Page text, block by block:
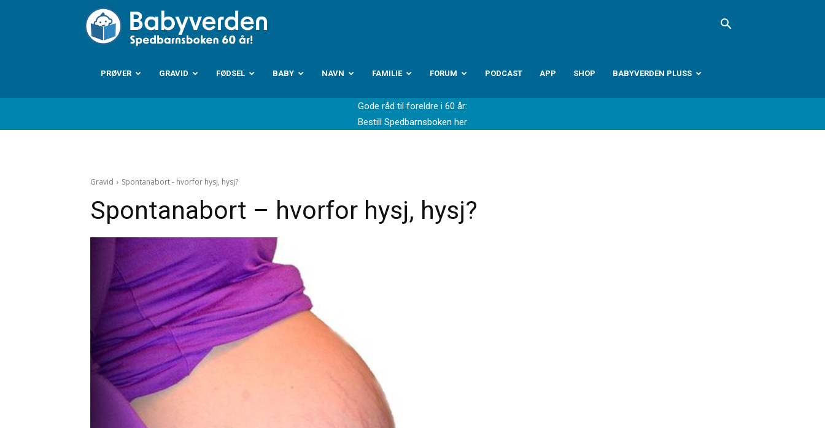
Babyverden.no
PRØVER GRAVID FØDSEL BABY NAVN FAMILIE FORUM PODCAST APP SHOP BABYVERDEN PLUSS
Gode råd til foreldre i 60 år:
Bestill Spedbarnsboken her
Gravid Spontanabort - hvorfor hysj, hysj?
Spontanabort – hvorfor hysj, hysj?